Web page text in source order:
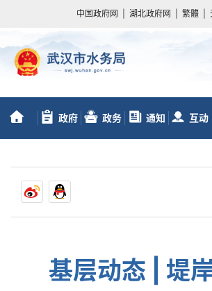
中国政府网 湖北政府网 繁體
政府 政务 通知 互动
基层动态 | 堤